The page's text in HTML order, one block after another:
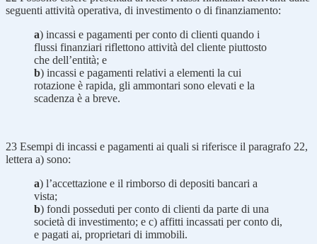
seguenti attività operativa, di investimento o di finanziamento:
a) incassi e pagamenti per conto di clienti quando i
flussi finanziari riflettono attività del cliente piuttosto
che dell’entità; e
b) incassi e pagamenti relativi a elementi la cui
rotazione è rapida, gli ammontari sono elevati e la
scadenza è a breve.
23 Esempi di incassi e pagamenti ai quali si riferisce il paragrafo 22,
lettera a) sono:
a) l’accettazione e il rimborso di depositi bancari a
vista;
b) fondi posseduti per conto di clienti da parte di una
società di investimento; e c) affitti incassati per conto di,
e pagati ai, proprietari di immobili.